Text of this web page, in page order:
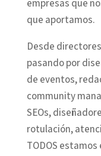
empresas que
que aportamos.
Desde
pasando por
de eventos,
community
SEOs,
rotulación,
TODOS